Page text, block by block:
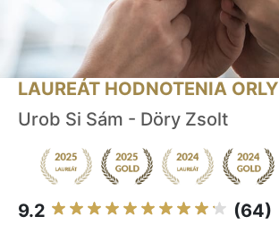
LAUREÁT HODNOTENIA ORLY
Urob Si Sám - Döry Zsolt
9.2 (64)